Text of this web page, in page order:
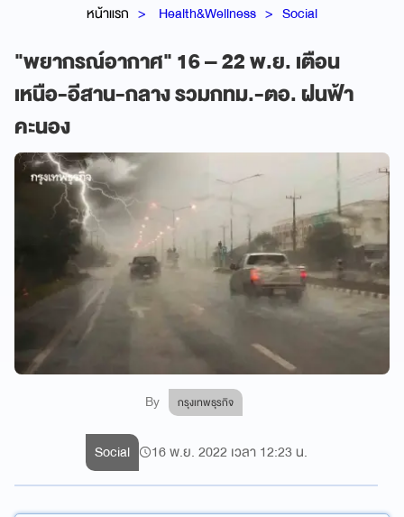
หน้าแรก Health&Wellness Social
"พยากรณ์อากาศ" 16 – 22 พ.ย. เตือน
เหนือ-อีสาน-กลาง รวมกทม.-ตอ. ฝนฟ้า
คะนอง
By กรุงเทพธุรกิจ
Social 16 พ.ย. 2022 เวลา 12:23 น.